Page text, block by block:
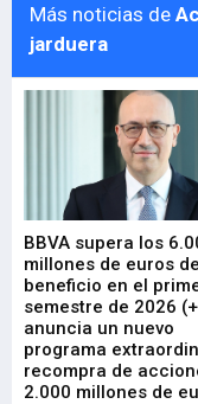
Más noticias de
jarduera
BBVA supera los
millones de euros de
beneficio en el
semestre de 2026
anuncia un nuevo
programa
recompra de
2.000 millones de